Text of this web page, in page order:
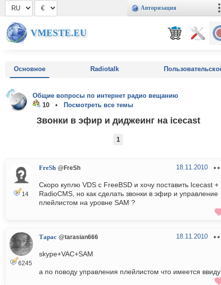
Авторизация
VMESTE.EU
Основное Radiotalk
Общие вопросы по интернет радио вещанию
10 •
Посмотреть все темы
Звонки в эфир и диджеинг на icecast
1
14
FreSh @FreSh 18.11.2010
Скоро куплю VDS с FreeBSD и хочу поставить Icecast +
RadioCMS, но как сделать звонки в эфир и управление
плейлистом на уровне SAM ?
6245
Тарас @tarasian666 18.11.2010
skype+VAC+SAM
а по поводу управления плейлистом что имеется